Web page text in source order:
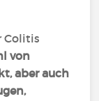
Colitis
von
aber auch